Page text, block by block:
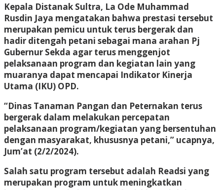
Kepala Distanak Sultra, La Ode Muhammad
Rusdin Jaya mengatakan bahwa prestasi tersebut
merupakan pemicu untuk terus bergerak dan
hadir ditengah petani sebagai mana arahan Pj
Gubernur Sekda agar terus menggenjot
pelaksanaan program dan kegiatan lain yang
muaranya dapat mencapai Indikator Kinerja
Utama (IKU) OPD.
“Dinas Tanaman Pangan dan Peternakan terus
bergerak dalam melakukan percepatan
pelaksanaan program/kegiatan yang bersentuhan
dengan masyarakat, khususnya petani,” ucapnya,
Jum’at (2/2/2024).
Salah satu program tersebut adalah Readsi yang
merupakan program untuk meningkatkan